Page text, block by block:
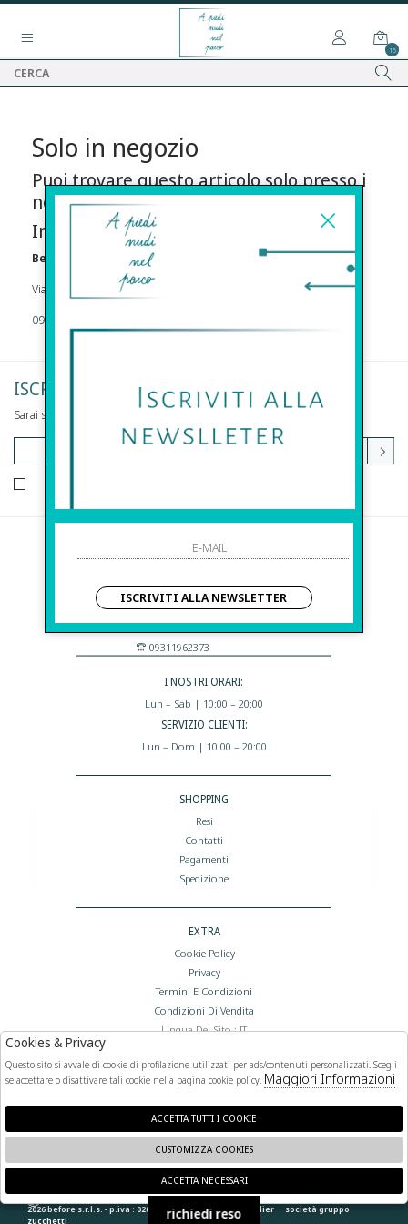
15
Solo in negozio
Puoi trovare questo articolo solo presso i
nostri punti vendita:
Info contatti
Before s.r.l.s.
Via Della Maestranza , 23 96100 Siracusa
09311962373
ISCRIVITI ALLA NEWSLETTER
Sarai sempre aggiornato su offerte e promozioni.
Before S.r.l.s.
Via Della Maestranza , 23
96100 Siracusa - Italia
Eshop@apiedinudinelparcoboutique.com
09311962373
I NOSTRI ORARI:
Lun – Sab | 10:00 – 20:00
SERVIZIO CLIENTI:
Lun – Dom | 10:00 – 20:00
SHOPPING
Resi
Contatti
Pagamenti
Spedizione
EXTRA
Cookie Policy
Privacy
Termini E Condizioni
Condizioni Di Vendita
Lingua Del Sito : IT
FOLLOW US
2026 before s.r.l.s. - p.iva : 02066400892 powered by atelier società gruppo
zucchetti
🍪
ISCRIVITI ALLA NEWSLETTER
richiedi reso
Cookies & Privacy
Questo sito si avvale di cookie di profilazione utilizzati per ads/contenuti personalizzati. Scegli
se accettare o disattivare tali cookie nella pagina cookie policy. Maggiori Informazioni
ACCETTA TUTTI I COOKIE
CUSTOMIZZA COOKIES
ACCETTA NECESSARI